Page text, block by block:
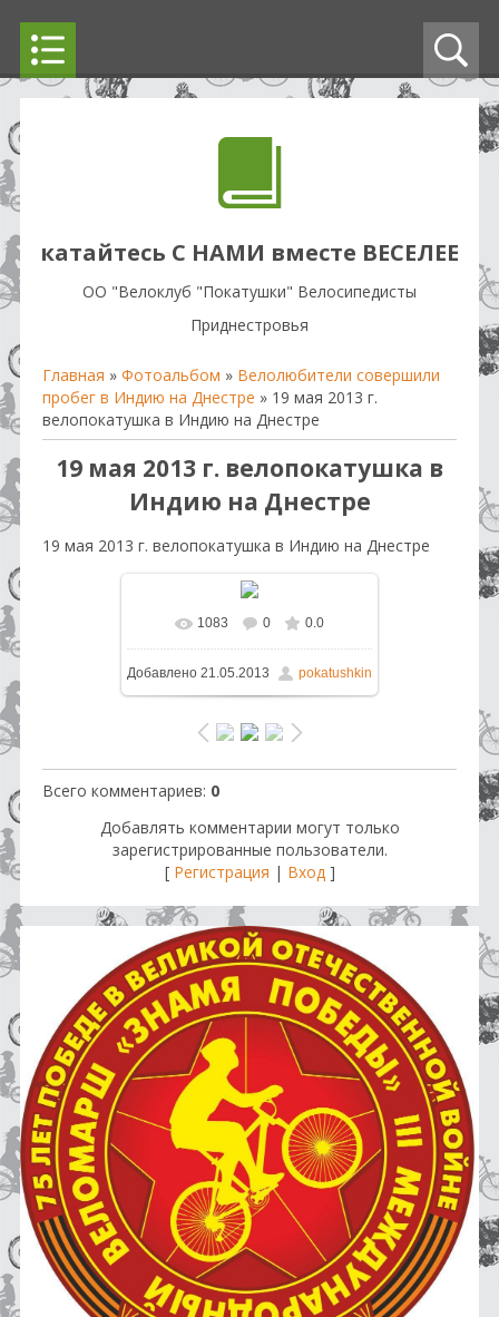
катайтесь С НАМИ вместе ВЕСЕЛЕЕ
OO "Велоклуб "Покатушки" Велосипедисты
Приднестровья
Главная » Фотоальбом » Велолюбители совершили
пробег в Индию на Днестре » 19 мая 2013 г.
велопокатушка в Индию на Днестре
19 мая 2013 г. велопокатушка в
Индию на Днестре
19 мая 2013 г. велопокатушка в Индию на Днестре
В реальном размере 1600x1200
/ 345.4Kb
1083 0 0.0
Добавлено 21.05.2013 pokatushkin
Всего комментариев: 0
Добавлять комментарии могут только
зарегистрированные пользователи.
[ Регистрация | Вход]